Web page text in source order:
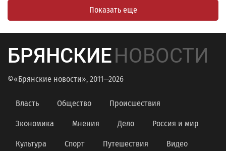
Показать еще
БРЯНСКИЕНОВОСТИ
©«Брянские новости», 2011—2026
Власть Общество Происшествия
Экономика Мнения Дело Россия и мир
Культура Спорт Путешествия Видео